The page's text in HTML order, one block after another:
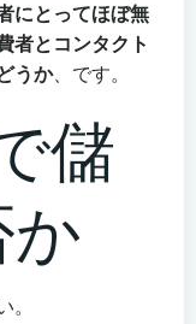
にとってほぼ無
者とコンタクト
うか、です。
儲